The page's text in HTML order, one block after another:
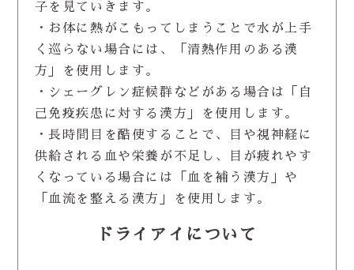
子を見ていきます。
・お体に熱がこもってしまうことで水が上手
く巡らない場合には、「清熱作用のある漢
方」を使用します。
・シェーグレン症候群などがある場合は「自
己免疫疾患に対する漢方」を使用します。
・長時間目を酷使することで、目や視神経に
供給される血や栄養が不足し、目が疲れやす
くなっている場合には「血を補う漢方」や
「血流を整える漢方」を使用します。
ドライアイについて